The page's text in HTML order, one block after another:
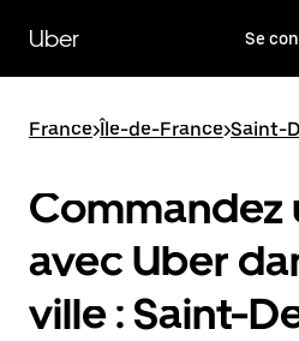
contenu
principal
Uber Se
France>Île-de-France>Saint-
Commandez
avec Uber
ville : Saint-